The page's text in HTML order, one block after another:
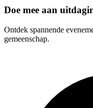
Doe mee aan
Ontdek spannende
gemeenschap.